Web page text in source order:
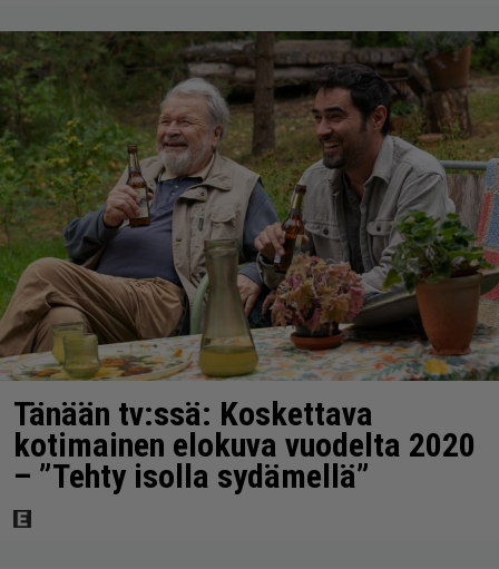
Tänään tv:ssä: Koskettava
kotimainen elokuva vuodelta 2020
– ”Tehty isolla sydämellä”